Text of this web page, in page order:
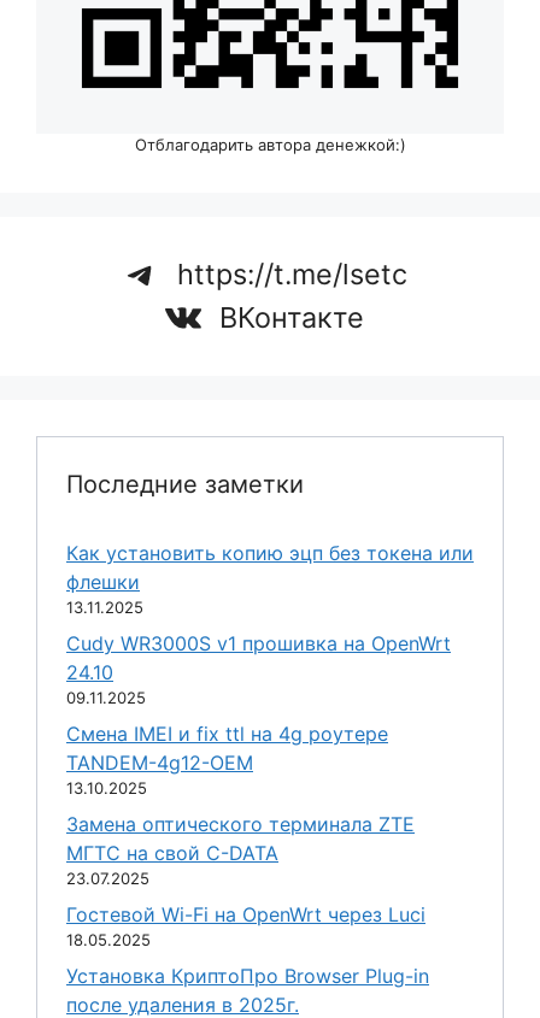
Отблагодарить автора денежкой:)
https://t.me/lsetc
ВКонтакте
Последние заметки
Как установить копию эцп без токена или
флешки
13.11.2025
Cudy WR3000S v1 прошивка на OpenWrt
24.10
09.11.2025
Смена IMEI и fix ttl на 4g роутере
TANDEM-4g12-OEM
13.10.2025
Замена оптического терминала ZTE
МГТС на свой C-DATA
23.07.2025
Гостевой Wi-Fi на OpenWrt через Luci
18.05.2025
Установка КриптоПро Browser Plug-in
после удаления в 2025г.